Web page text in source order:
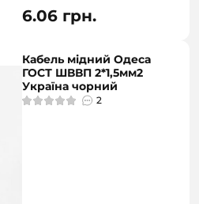
6.06 грн.
Кабель мідний Одеса
ГОСТ ШВВП 2*1,5мм2
Україна чорний
2